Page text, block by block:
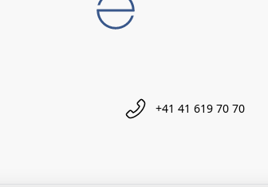
+41 41 619 70 70